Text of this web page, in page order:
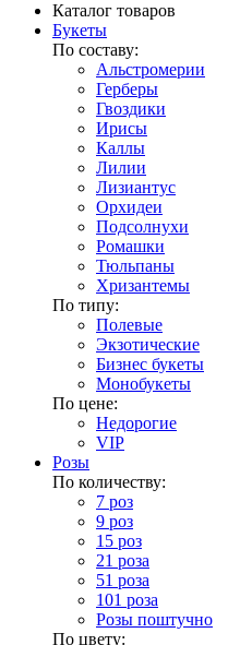
Каталог товаров
Букеты
По составу:
Альстромерии
Герберы
Гвоздики
Ирисы
Каллы
Лилии
Лизиантус
Орхидеи
Подсолнухи
Ромашки
Тюльпаны
Хризантемы
По типу:
Полевые
Экзотические
Бизнес букеты
Монобукеты
По цене:
Недорогие
VIP
Розы
По количеству:
7 роз
9 роз
15 роз
21 роза
51 роза
101 роза
Розы поштучно
По цвету: